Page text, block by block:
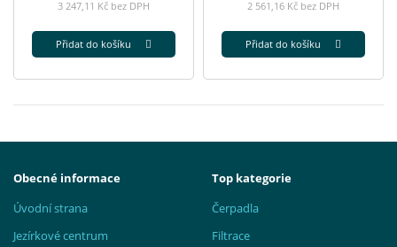
3 247,11 Kč bez DPH
Přidat do košíku
2 561,16 Kč bez DPH
Přidat do košíku
Obecné informace
Úvodní strana
Jezírkové centrum
Top kategorie
Čerpadla
Filtrace